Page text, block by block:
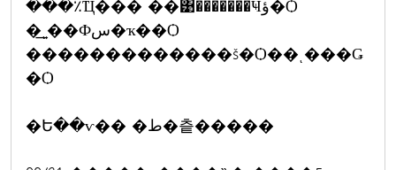
���٪Ҵ��� ��͹�������Ҹؤ�Ѻ
�͢ͺ��Фس�ҡ��Ѻ
�������������š�Ѻ��ͺ���Ǥ
�Ѻ
�Ե��ѵ�� �ط�츹�����